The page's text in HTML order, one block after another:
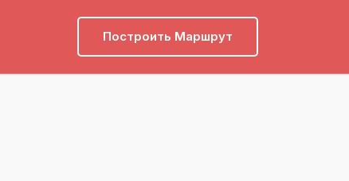
Построить Маршрут